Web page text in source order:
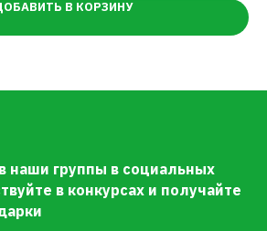
В КОРЗИНУ
наши группы в социальных
в конкурсах и получайте